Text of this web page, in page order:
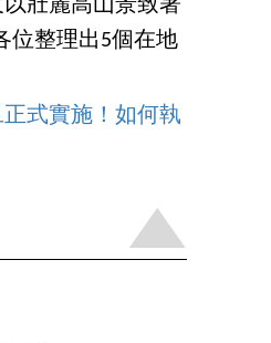
壯麗高山景致著
位整理出5個在地
式實施！如何執